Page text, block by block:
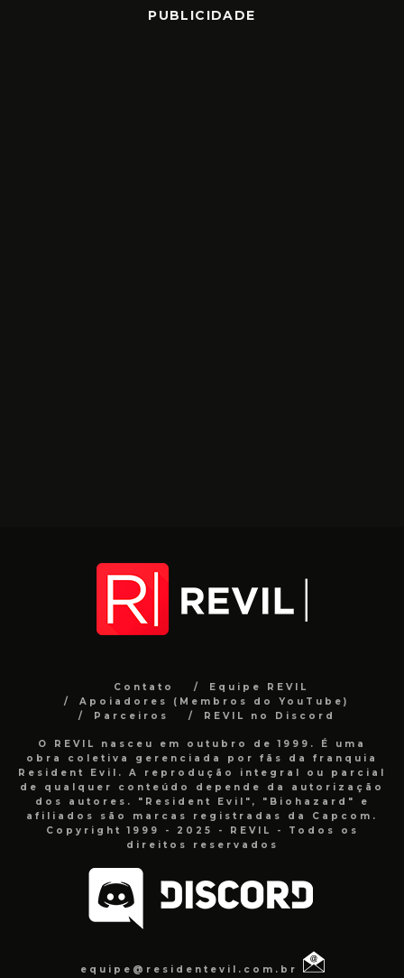
PUBLICIDADE
Contato
Equipe REVIL
Apoiadores (Membros do YouTube)
Parceiros
REVIL no Discord
O REVIL nasceu em outubro de 1999. É uma
obra coletiva gerenciada por fãs da franquia
Resident Evil. A reprodução integral ou parcial
de qualquer conteúdo depende da autorização
dos autores. "Resident Evil", "Biohazard" e
afiliados são marcas registradas da Capcom.
Copyright 1999 - 2025 - REVIL - Todos os
direitos reservados
equipe@residentevil.com.br